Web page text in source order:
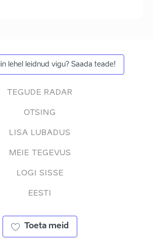
lehel leidnud vigu? Saada teade!
TEGUDE RADAR
OTSING
LISA LUBADUS
MEIE TEGEVUS
LOGI SISSE
EESTI
Toeta meid